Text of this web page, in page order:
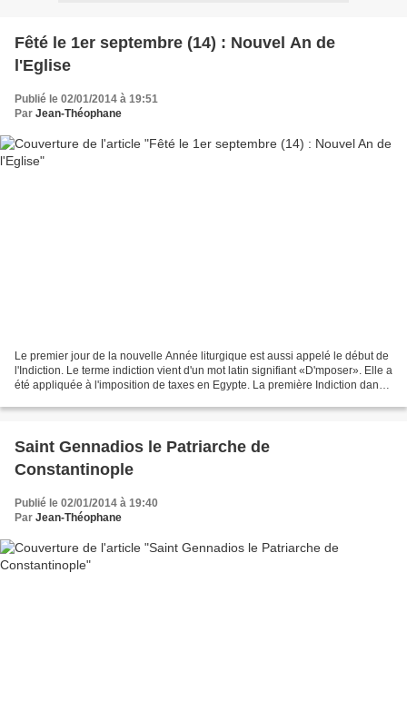
Fêté le 1er septembre (14) : Nouvel An de
l'Eglise
Publié le 02/01/2014 à 19:51
Par Jean-Théophane
Le premier jour de la nouvelle Année liturgique est aussi appelé le début de
l'Indiction. Le terme indiction vient d'un mot latin signifiant «D'mposer». Elle a
été appliquée à l'imposition de taxes en Egypte. La première Indiction dans
Saint Gennadios le Patriarche de
Constantinople
Publié le 02/01/2014 à 19:40
Par Jean-Théophane